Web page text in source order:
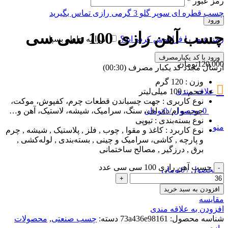
ورود
رمز عبور را فراموش کرده اید؟ مرا به خاطر بسپار
ورود با کد یکبارمصرف
ارسال مجدد کد یکبار مصرف (00:
30
)
علاقه مندی
0 محصول /
0تومان
منو
0 محصول /
0تومان
چسب قطره ای سوپر گلو 3 گرمی رازی تماس بگیرید
چسب آهن رازی 100 سی سی
120,000تومان
وزن : 120 گرم
حجم :100 میلی‌لیتر
نوع کاربری : جهت چسباندن قطعات چرم، کفپوش، موکت،
چوب و ام دی اف، سنگ، سرامیک، شیشه، لاستیک، آهن و…
نوع بسته‌بندی : تیوپی
نوع کاربرد : کاغذ و مقوا , چوب , فلز , پلاستیک , شیشه , چرم
و پارچه , کاشی، سرامیک و چینی , بسته‌بندی , لوله‌کشی ,
برق , درزگیر , مصالح ساختمانی
چسب آهن رازی 100 سی سی عدد
افزودن به سبد خرید
مقایسه
افزودن به علاقه مندی
شناسه محصول: 73a436e98161 دسته: چسب صنعتی, محصولات